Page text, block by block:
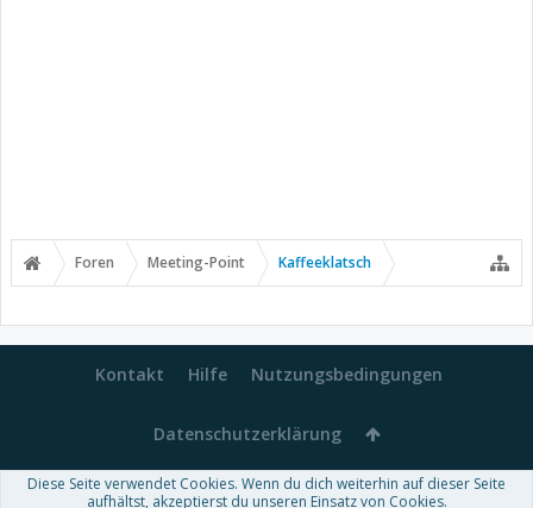
Foren Meeting-Point Kaffeeklatsch
Kontakt Hilfe Nutzungsbedingungen
Datenschutzerklärung
Forum software by XenForo™-Deutsch von xenDach
Diese Seite verwendet Cookies. Wenn du dich weiterhin auf dieser Seite
aufhältst, akzeptierst du unseren Einsatz von Cookies.